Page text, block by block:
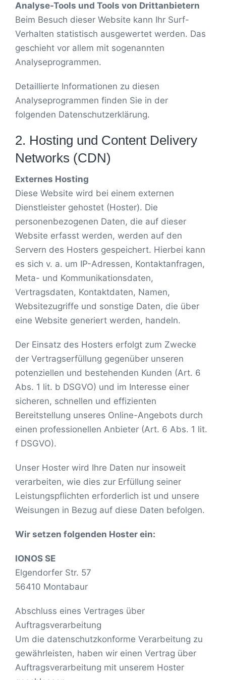
Analyse-Tools und Tools von Dritt­anbietern
Beim Besuch dieser Website kann Ihr Surf-
Verhalten statistisch ausgewertet werden. Das
geschieht vor allem mit sogenannten
Analyseprogrammen.
Detaillierte Informationen zu diesen
Analyseprogrammen finden Sie in der
folgenden Datenschutzerklärung.
2. Hosting und Content Delivery
Networks (CDN)
Externes Hosting
Diese Website wird bei einem externen
Dienstleister gehostet (Hoster). Die
personenbezogenen Daten, die auf dieser
Website erfasst werden, werden auf den
Servern des Hosters gespeichert. Hierbei kann
es sich v. a. um IP-Adressen, Kontaktanfragen,
Meta- und Kommunikationsdaten,
Vertragsdaten, Kontaktdaten, Namen,
Websitezugriffe und sonstige Daten, die über
eine Website generiert werden, handeln.
Der Einsatz des Hosters erfolgt zum Zwecke
der Vertragserfüllung gegenüber unseren
potenziellen und bestehenden Kunden (Art. 6
Abs. 1 lit. b DSGVO) und im Interesse einer
sicheren, schnellen und effizienten
Bereitstellung unseres Online-Angebots durch
einen professionellen Anbieter (Art. 6 Abs. 1 lit.
f DSGVO).
Unser Hoster wird Ihre Daten nur insoweit
verarbeiten, wie dies zur Erfüllung seiner
Leistungspflichten erforderlich ist und unsere
Weisungen in Bezug auf diese Daten befolgen.
Wir setzen folgenden Hoster ein:
IONOS SE
Elgendorfer Str. 57
56410 Montabaur
Abschluss eines Vertrages über
Auftragsverarbeitung
Um die datenschutzkonforme Verarbeitung zu
gewährleisten, haben wir einen Vertrag über
Auftragsverarbeitung mit unserem Hoster